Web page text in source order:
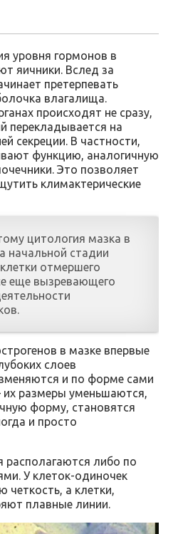
уровня гормонов в
яичники. Вслед за
претерпевать
влагалища.
происходят не сразу,
перекладывается на
секреции. В частности,
функцию, аналогичную
Это позволяет
климактерические
цитология мазка в
начальной стадии
отмершего
еще вызревающего
в мазке впервые
слоев
и по форме сами
их размеры уменьшаются,
форму, становятся
и просто
располагаются либо по
У клеток-одиночек
четкость, а клетки,
плавные линии.